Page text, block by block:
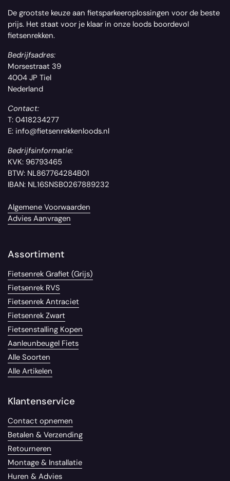
De grootste keuze aan fietsparkeeroplossingen voor de beste
prijs. Het staat voor je klaar in onze loods boordevol
fietsenrekken.
Bedrijfsadres:
Morsestraat 39
4004 JP Tiel
Nederland
Contact:
T: 0418234277
E: info@fietsenrekkenloods.nl
Bedrijfsinformatie:
KVK: 96793465
BTW: NL867764284B01
IBAN: NL16SNSB0267889232
Algemene Voorwaarden
Advies Aanvragen
Assortiment
Fietsenrek Grafiet (Grijs)
Fietsenrek RVS
Fietsenrek Antraciet
Fietsenrek Zwart
Fietsenstalling Kopen
Aanleunbeugel Fiets
Alle Soorten
Alle Artikelen
Klantenservice
Contact opnemen
Betalen & Verzending
Retourneren
Montage & Installatie
Huren & Advies